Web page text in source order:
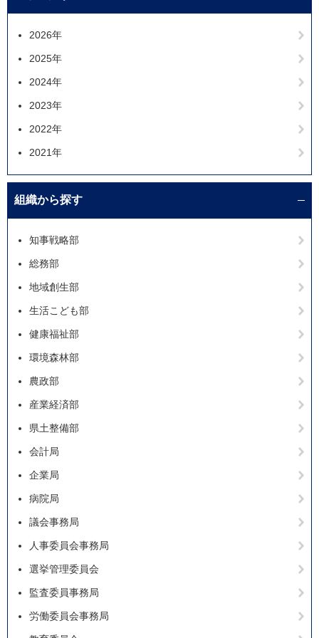
2026年
2025年
2024年
2023年
2022年
2021年
組織から探す
知事戦略部
総務部
地域創生部
生活こども部
健康福祉部
環境森林部
農政部
産業経済部
県土整備部
会計局
企業局
病院局
議会事務局
人事委員会事務局
選挙管理委員会
監査委員事務局
労働委員会事務局